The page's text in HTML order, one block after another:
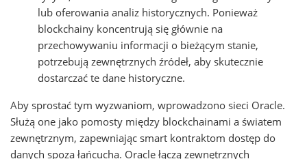
lub oferowania analiz historycznych. Ponieważ
blockchainy koncentrują się głównie na
przechowywaniu informacji o bieżącym stanie,
potrzebują zewnętrznych źródeł, aby skutecznie
dostarczać te dane historyczne.
Aby sprostać tym wyzwaniom, wprowadzono sieci Oracle.
Służą one jako pomosty między blockchainami a światem
zewnętrznym, zapewniając smart kontraktom dostęp do
danych spoza łańcucha. Oracle łączą zewnętrznych